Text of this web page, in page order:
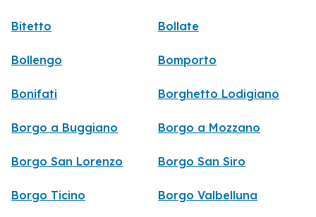
Bitetto Bollate
Bollengo Bomporto
Bonifati Borghetto Lodigiano
Borgo a Buggiano Borgo a Mozzano
Borgo San Lorenzo Borgo San Siro
Borgo Ticino Borgo Valbelluna